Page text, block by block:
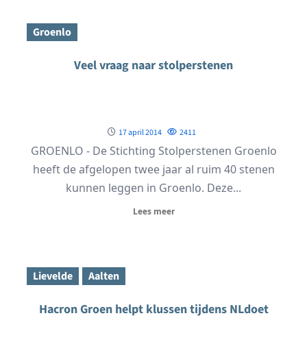
Groenlo
Veel vraag naar stolperstenen
17 april 2014 2411
GROENLO - De Stichting Stolperstenen Groenlo
heeft de afgelopen twee jaar al ruim 40 stenen
kunnen leggen in Groenlo. Deze...
Lees meer
Lievelde Aalten
Hacron Groen helpt klussen tijdens NLdoet